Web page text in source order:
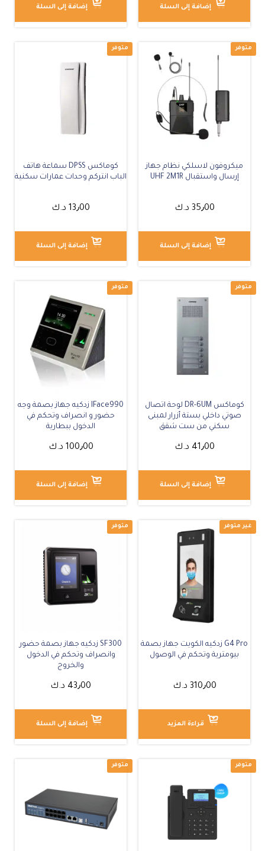
إضافة إلى السلة إضافة إلى السلة
ميكروفون لاسلكي نظام جهاز
إرسال واستقبال UHF 2M1R
35٫00 د.ك
إضافة إلى السلة
كوماكس DPSS سماعة هاتف
الباب انتركم وحدات عمارات سكنية
13٫00 د.ك
إضافة إلى السلة
كوماكس DR-6UM لوحة اتصال
صوتي داخلي بستة أزرار لمبنى
سكني من ست شقق
41٫00 د.ك
إضافة إلى السلة
IFace990 زدكيه جهاز بصمة وجه
حضور و انصراف وتحكم في
الدخول ببطارية
100٫00 د.ك
إضافة إلى السلة
G4 Pro زدكيه الكويت جهاز بصمة
بيومترية وتحكم في الوصول
310٫00 د.ك
قراءة المزيد
SF300 زدكيه جهاز بصمة حضور
وانصراف وتحكم في الدخول
والخروج
43٫00 د.ك
إضافة إلى السلة